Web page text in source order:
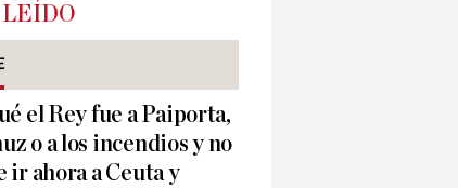
LEÍDO
el Rey fue a Paiporta,
o a los incendios y no
ir ahora a Ceuta y